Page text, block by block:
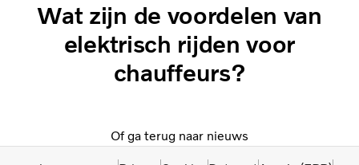
Wat zijn de voordelen van
elektrisch rijden voor
chauffeurs?
Of ga terug naar nieuws